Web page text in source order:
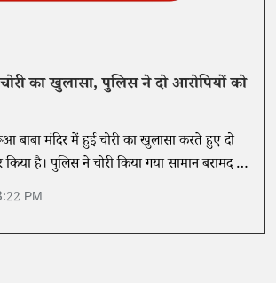
का खुलासा, पुलिस ने दो आरोपियों को
बाबा मंदिर में हुई चोरी का खुलासा करते हुए दो
किया है। पुलिस ने चोरी किया गया सामान बरामद कर
भेज दिया है।
PM